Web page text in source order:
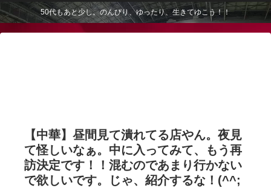
50代もあと少し。のんびり、ゆったり、生きてゆこう！！
【中華】昼間見て潰れてる店やん。夜見
て怪しいなぁ。中に入ってみて、もう再
訪決定です！！混むのであまり行かない
で欲しいです。じゃ、紹介するな！(^^;